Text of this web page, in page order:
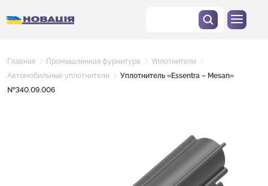
Главная Промышленная фурнитура
Уплотнители
Автомобильные уплотнители
Уплотнитель «Essentra – Mesan»
№340.09.006